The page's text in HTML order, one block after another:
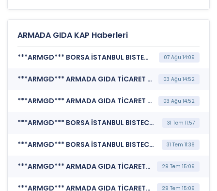
ARMADA GIDA KAP Haberleri
***ARMGD*** BORSA İSTANBUL BISTECH DEVRE KESİCİ UYGULAMASI (Pay Bazında Devre Kesici Bildirimi) 07 Ağu 14:09
***ARMGD*** ARMADA GIDA TİCARET SANAYİ A.Ş. (Şirket Genel Bilgi Formu) 03 Ağu 14:52
***ARMGD*** ARMADA GIDA TİCARET SANAYİ A.Ş. (Özel Durum Açıklaması (Genel)) 03 Ağu 14:52
***ARMGD*** BORSA İSTANBUL BISTECH DEVRE KESİCİ UYGULAMASI (Pay Bazında Devre Kesici Bildirimi) 31 Tem 11:57
***ARMGD*** BORSA İSTANBUL BISTECH DEVRE KESİCİ UYGULAMASI (Pay Bazında Devre Kesici Bildirimi) 31 Tem 11:38
***ARMGD*** ARMADA GIDA TİCARET SANAYİ A.Ş. (Finansal Duran Varlık Edinimi) 29 Tem 15:09
***ARMGD*** ARMADA GIDA TİCARET SANAYİ A.Ş. (Finansal Duran Varlık Edinimi) 29 Tem 15:09